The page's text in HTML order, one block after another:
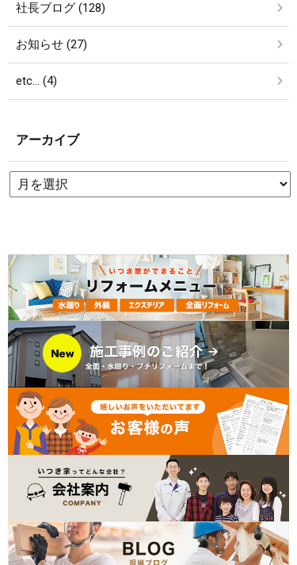
社長ブログ (128)
お知らせ (27)
etc… (4)
アーカイブ